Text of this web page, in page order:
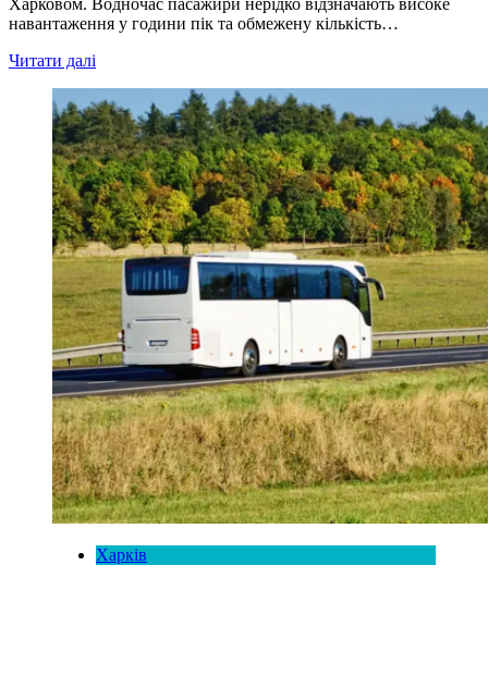
Харковом. Водночас пасажири нерідко відзначають високе
навантаження у години пік та обмежену кількість…
Читати далі
Харків